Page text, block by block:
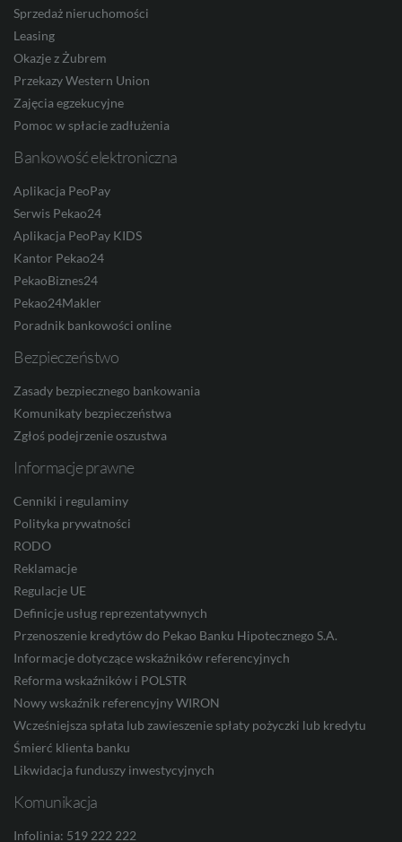
Sprzedaż nieruchomości
Leasing
Okazje z Żubrem
Przekazy Western Union
Zajęcia egzekucyjne
Pomoc w spłacie zadłużenia
Bankowość elektroniczna
Aplikacja PeoPay
Serwis Pekao24
Aplikacja PeoPay KIDS
Kantor Pekao24
PekaoBiznes24
Pekao24Makler
Poradnik bankowości online
Bezpieczeństwo
Zasady bezpiecznego bankowania
Komunikaty bezpieczeństwa
Zgłoś podejrzenie oszustwa
Informacje prawne
Cenniki i regulaminy
Polityka prywatności
RODO
Reklamacje
Regulacje UE
Definicje usług reprezentatywnych
Przenoszenie kredytów do Pekao Banku Hipotecznego S.A.
Informacje dotyczące wskaźników referencyjnych
Reforma wskaźników i POLSTR
Nowy wskaźnik referencyjny WIRON
Wcześniejsza spłata lub zawieszenie spłaty pożyczki lub kredytu
Śmierć klienta banku
Likwidacja funduszy inwestycyjnych
Komunikacja
Infolinia: 519 222 222